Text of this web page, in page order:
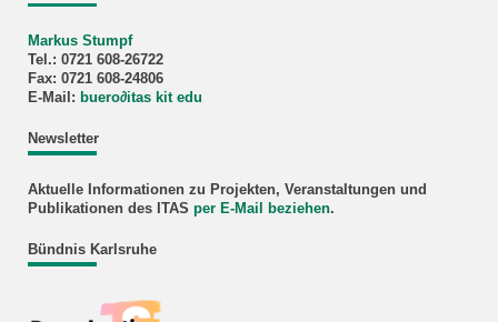
Markus Stumpf
Tel.: 0721 608-26722
Fax: 0721 608-24806
E-Mail: buero∂itas kit edu
Newsletter
Aktuelle Informationen zu Projekten, Veranstaltungen und
Publikationen des ITAS per E-Mail beziehen.
Bündnis Karlsruhe